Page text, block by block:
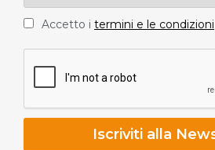
Accetto i termini e le condizioni